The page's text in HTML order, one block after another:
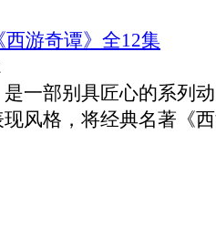
游奇谭》全12集
部别具匠心的系列动
风格，将经典名著《